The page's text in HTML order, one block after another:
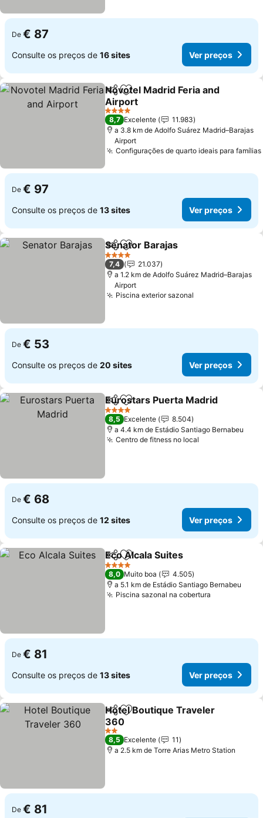
De € 87
Consulte os preços de 16 sites Ver preços
PartilharAdicionar aos favoritos
Novotel Madrid Feria and
Airport
Ver preços
4 Estrelas
8,7 Excelente
11.983
a 3.8 km de Adolfo Suárez Madrid–Barajas
Airport
Configurações de quarto ideais para famílias
De € 97
Consulte os preços de 13 sites Ver preços
PartilharAdicionar aos favoritos
Senator Barajas
4 Estrelas
7,4
21.037
a 1.2 km de Adolfo Suárez Madrid–Barajas
Airport
Piscina exterior sazonal
De € 53
Consulte os preços de 20 sites Ver preços
PartilharAdicionar aos favoritos
Eurostars Puerta Madrid
4 Estrelas
8,5 Excelente
8.504
a 4.4 km de Estádio Santiago Bernabeu
Centro de fitness no local
De € 68
Consulte os preços de 12 sites Ver preços
PartilharAdicionar aos favoritos
Eco Alcala Suites
4 Estrelas
8,0 Muito boa
4.505
a 5.1 km de Estádio Santiago Bernabeu
Piscina sazonal na cobertura
De € 81
Consulte os preços de 13 sites Ver preços
PartilharAdicionar aos favoritos
Hotel Boutique Traveler
360
Ver preços
2 Estrelas
8,5 Excelente
11
a 2.5 km de Torre Arias Metro Station
De € 81